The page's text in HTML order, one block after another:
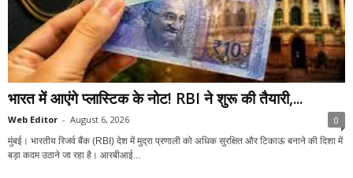
भारत में आएंगे प्लास्टिक के नोट! RBI ने शुरू की तैयारी,...
Web Editor - August 6, 2026 0
मुंबई। भारतीय रिजर्व बैंक (RBI) देश में मुद्रा प्रणाली को अधिक सुरक्षित और टिकाऊ बनाने की दिशा में
बड़ा कदम उठाने जा रहा है। आरबीआई...